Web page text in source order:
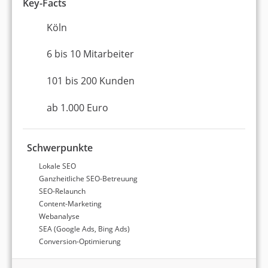
Partner und Top Agentur (2025) belegen die
Dienstleister ihre hohe Expertise im Bereich
Wir finden die für Sie beste
SEO-Agentur
Angebote von passenden Agenturen
erhalten
Garantiert kostenlos & unverbindlich
Schnelle Antwortzeit
JETZT AGENTUR FINDEN
Quantitative Bewertungsdaten
Key-Facts
Köln
6 bis 10 Mitarbeiter
101 bis 200 Kunden
ab 1.000 Euro
Schwerpunkte
Lokale SEO
Ganzheitliche SEO-Betreuung
SEO-Relaunch
Content-Marketing
Webanalyse
SEA (Google Ads, Bing Ads)
Conversion-Optimierung